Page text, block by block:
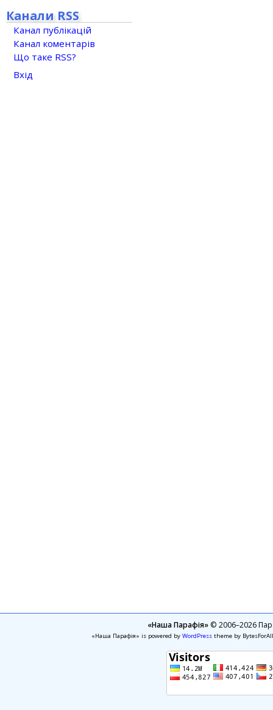
Канали RSS
Канал публікацій
Канал коментарів
Що таке RSS?
Вхід
«Наша Парафія»© 2006–2026
«Наша Парафія» is powered by WordPresstheme by